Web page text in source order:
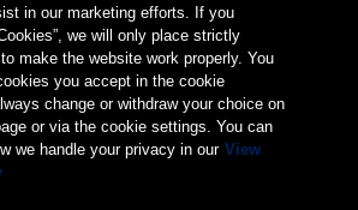
in our marketing efforts. If you
we will only place strictly
make the website work properly. You
you accept in the cookie
change or withdraw your choice on
or via the cookie settings. You can
we handle your privacy in our View